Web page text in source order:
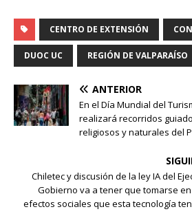
CENTRO DE EXTENSIÓN
DUOC UC REGIÓN DE VALPARAÍSO
ANTERIOR
En el Día Mundial del
realizará recorridos
religiosos y naturales del
Chiletec y discusión de la ley IA del
Gobierno va a tener que tomarse
efectos sociales que esta tecnología